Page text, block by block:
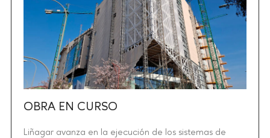
OBRA EN CURSO
Liñagar avanza en la ejecución de los sistemas de